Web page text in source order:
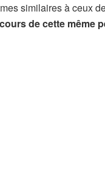
similaires à ceux
de cette même